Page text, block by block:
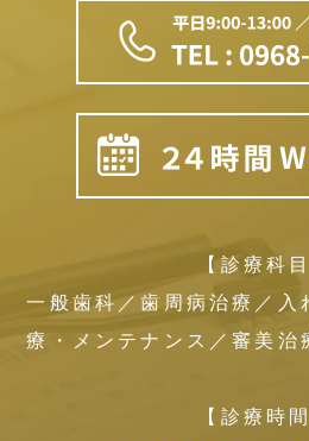
【診療科目
一般歯科／歯周病治療／入
療・メンテナンス／審美治
【診療時間